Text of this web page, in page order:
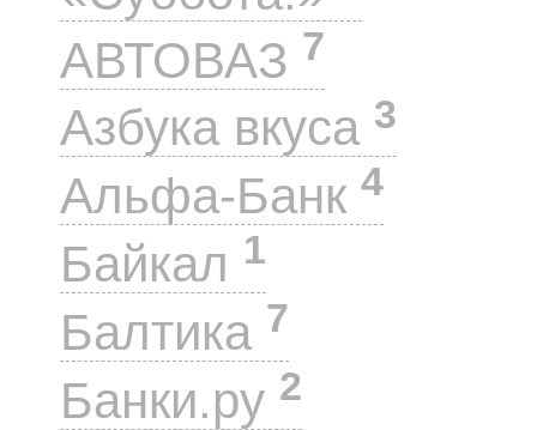
АВТОВАЗ 7
Азбука вкуса 3
Альфа-Банк 4
Байкал 1
Балтика 7
Банки.ру 2